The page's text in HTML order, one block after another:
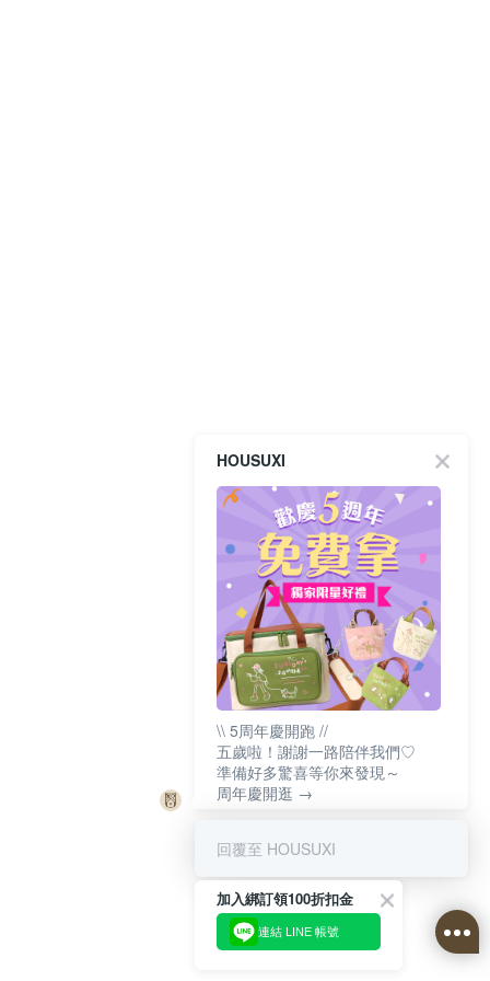
HOUSUXI
\\ 5周年慶開跑 //
五歲啦！謝謝一路陪伴我們♡
準備好多驚喜等你來發現～
周年慶開逛 →
回覆至 HOUSUXI
加入綁訂領100折扣金
連結 LINE 帳號